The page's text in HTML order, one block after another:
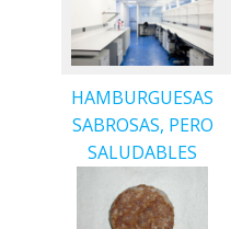
HAMBURGUESAS
SABROSAS, PERO
SALUDABLES